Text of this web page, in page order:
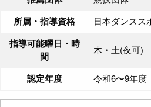
所属・指導資格 日本ダンスス
指導可能曜日・時
間
木・土(夜可)
認定年度 令和6〜9年度